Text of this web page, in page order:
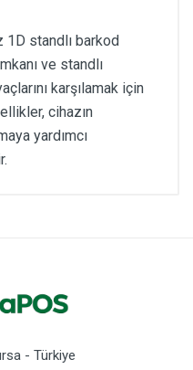
1D standlı barkod
ve standlı
karşılamak için
cihazın
yardımcı
- Türkiye